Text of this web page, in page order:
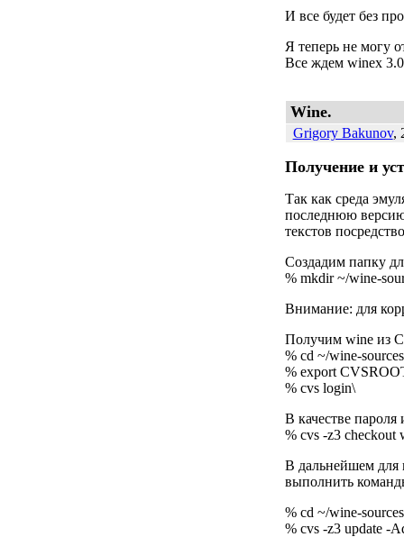
И все будет без
Я теперь не могу
Все ждем winex 3.0
Wine.
Grigory Bakunov,
Получение и
Так как среда
последнюю
текстов
Создадим папку
% mkdir ~/wine-
Внимание: для
Получим wine из
% cd ~/wine-sources
% export
% cvs login\
В качестве
% cvs -z3 checkout
В дальнейшем для
выполнить
% cd ~/wine-
% cvs -z3 update -